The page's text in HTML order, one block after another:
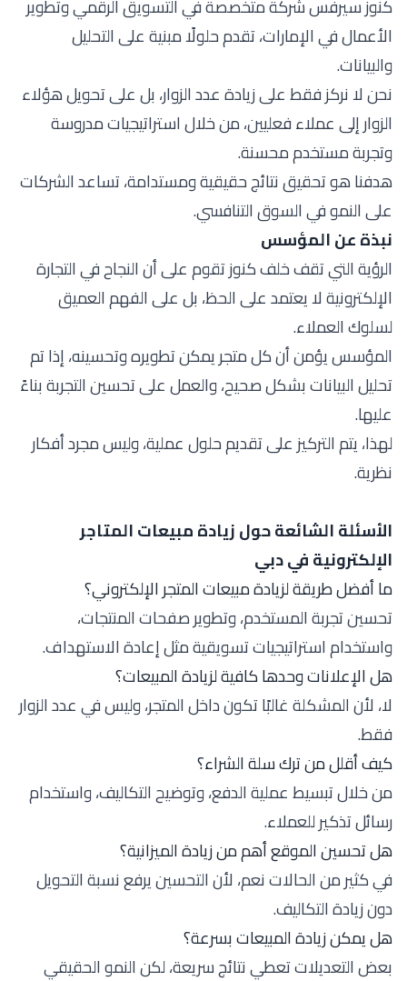
كنوز سيرفس شركة متخصصة في التسويق الرقمي وتطوير
الأعمال في الإمارات، تقدم حلولًا مبنية على التحليل
والبيانات.
نحن لا نركز فقط على زيادة عدد الزوار، بل على تحويل هؤلاء
الزوار إلى عملاء فعليين، من خلال استراتيجيات مدروسة
وتجربة مستخدم محسنة.
هدفنا هو تحقيق نتائج حقيقية ومستدامة، تساعد الشركات
على النمو في السوق التنافسي.
نبذة عن المؤسس
الرؤية التي تقف خلف كنوز تقوم على أن النجاح في التجارة
الإلكترونية لا يعتمد على الحظ، بل على الفهم العميق
لسلوك العملاء.
المؤسس يؤمن أن كل متجر يمكن تطويره وتحسينه، إذا تم
تحليل البيانات بشكل صحيح، والعمل على تحسين التجربة بناءً
عليها.
لهذا، يتم التركيز على تقديم حلول عملية، وليس مجرد أفكار
نظرية.
الأسئلة الشائعة حول زيادة مبيعات المتاجر
الإلكترونية في دبي
ما أفضل طريقة لزيادة مبيعات المتجر الإلكتروني؟
تحسين تجربة المستخدم، وتطوير صفحات المنتجات،
واستخدام استراتيجيات تسويقية مثل إعادة الاستهداف.
هل الإعلانات وحدها كافية لزيادة المبيعات؟
لا، لأن المشكلة غالبًا تكون داخل المتجر، وليس في عدد الزوار
فقط.
كيف أقلل من ترك سلة الشراء؟
من خلال تبسيط عملية الدفع، وتوضيح التكاليف، واستخدام
رسائل تذكير للعملاء.
هل تحسين الموقع أهم من زيادة الميزانية؟
في كثير من الحالات نعم، لأن التحسين يرفع نسبة التحويل
دون زيادة التكاليف.
هل يمكن زيادة المبيعات بسرعة؟
بعض التعديلات تعطي نتائج سريعة، لكن النمو الحقيقي